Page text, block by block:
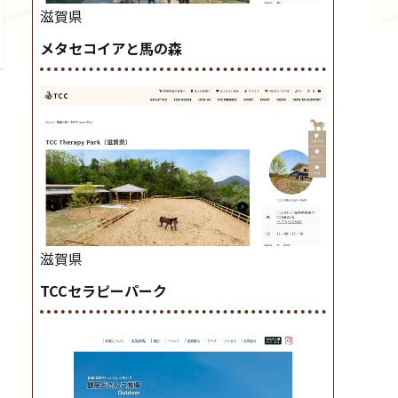
滋賀県
メタセコイアと馬の森
滋賀県
TCCセラピーパーク